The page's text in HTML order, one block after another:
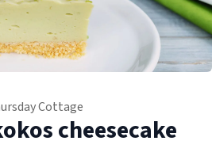
Cottage
cheesecake